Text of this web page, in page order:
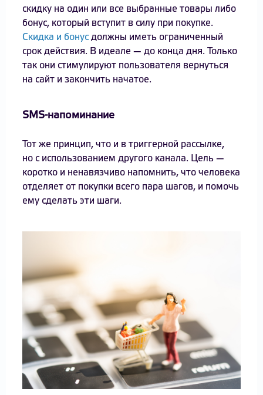
скидку на один или все выбранные товары либо
бонус, который вступит в силу при покупке.
Скидка и бонусдолжны иметь ограниченный
срок действия. В идеале — до конца дня. Только
так они стимулируют пользователя вернуться
на сайт и закончить начатое.
SMS-напоминание
Тот же принцип, что и в триггерной рассылке,
но с использованием другого канала. Цель —
коротко и ненавязчиво напомнить, что человека
отделяет от покупки всего пара шагов, и помочь
ему сделать эти шаги.